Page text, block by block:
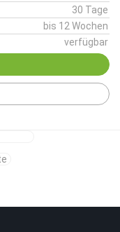
30 Tage
bis 12 Wochen
verfügbar